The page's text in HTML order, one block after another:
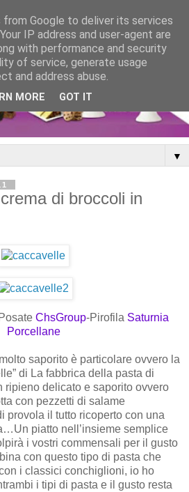
▼
di broccoli in
ChsGroup-Pirofila Saturnia
Porcellane
saporito è particolare ovvero la
di La fabbrica della pasta di
ripieno delicato e saporito ovvero
con pezzetti di salame
provola il tutto ricoperto con una
piatto nell’insieme semplice
i vostri commensali per il gusto
con questo tipo di pasta che
i classici conchiglioni, io ho
i tipi di pasta e il gusto resta
Google to deliver its services
IP address and user-agent are
with performance and security
of service, generate usage
and address abuse.
MORE GOT IT